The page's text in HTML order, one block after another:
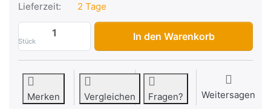
Lieferzeit: 2 Tage
Stück
Koffer Piaggio X10 500 Large", 50 Liter,
In den Warenkorb
Merken Vergleichen Fragen? Weitersagen